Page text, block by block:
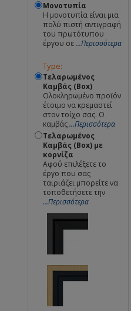
Μονοτυπία
Η μονοτυπία είναι μια
πολύ πιστή αντιγραφή
του πρωτότυπου
έργου σε...Περισσότερα
Type:
Τελαρωμένος
Καμβάς (Box)
Ολοκληρωμένο προϊόν
έτοιμο να κρεμαστεί
στον τοίχο σας. Ο
καμβάς...Περισσότερα
Τελαρωμένος
Καμβάς (Box) με
κορνίζα
Αφού επιλέξετε το
έργο που σας
ταιριάζει μπορείτε να
τοποθετήσετε την
...Περισσότερα